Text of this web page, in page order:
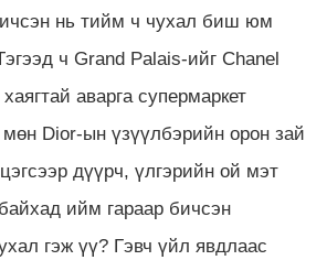
нь тийм ч чухал биш юм
ч Grand Palais-ийг Chanel
хаягтай аварга супермаркет
мөн Dior-ын үзүүлбэрийн орон зай
дүүрч, үлгэрийн ой мэт
ийм гараар бичсэн
гэж үү? Гэвч үйл явдлаас